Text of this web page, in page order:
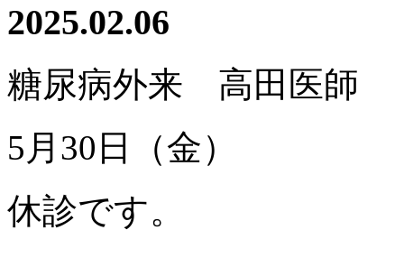
2025.02.06
糖尿病外来 高田医師
5月30日（金）
休診です。